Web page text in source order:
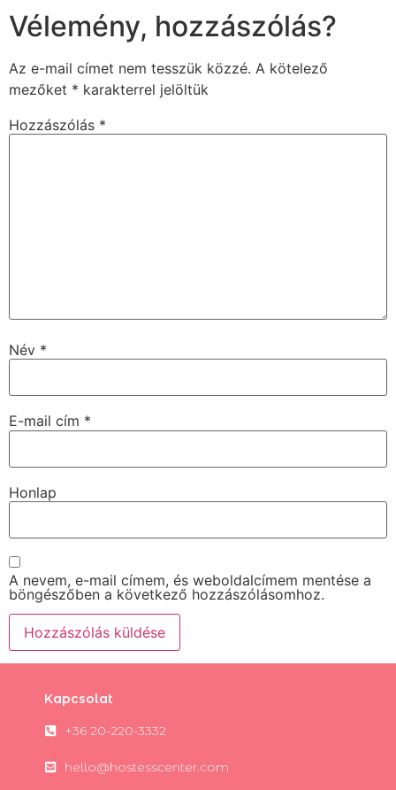
Vélemény, hozzászólás?
Az e-mail címet nem tesszük közzé. A kötelező
mezőket * karakterrel jelöltük
Hozzászólás *
Név *
E-mail cím *
Honlap
A nevem, e-mail címem, és weboldalcímem mentése a
böngészőben a következő hozzászólásomhoz.
Kapcsolat
+36 20-220-3332
hello@hostesscenter.com